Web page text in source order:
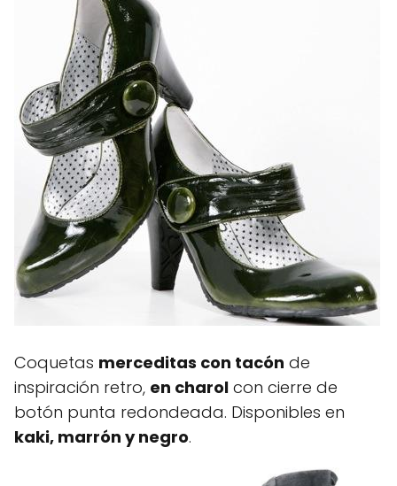
Coquetas merceditas con tacón de
inspiración retro, en charol con cierre de
botón punta redondeada. Disponibles en
kaki, marrón y negro.